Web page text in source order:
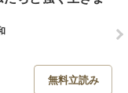
無料立読み